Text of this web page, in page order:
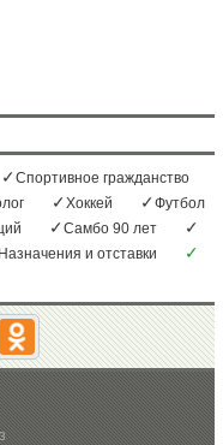
Спортивное гражданство
Хоккей
Футбол
Самбо 90 лет
Назначения и отставки